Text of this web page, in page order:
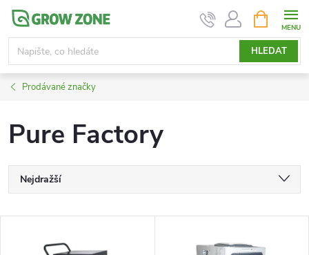
Přejít
obsah
HLEDAT
NÁKUPNÍ
KOŠÍK
Prodávané značky
Pure Factory
Ř
a
Nejdražší